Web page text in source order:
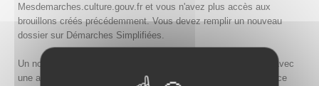
Mesdemarches.culture.gouv.fr et vous n'avez plus accès aux
brouillons créés précédemment. Vous devez remplir un nouveau
dossier sur Démarches Simplifiées.
Un nouveau compte doit être créé sur Démarches Simplifiées avec
une adresse email et un mot de passe, ou en passant par France